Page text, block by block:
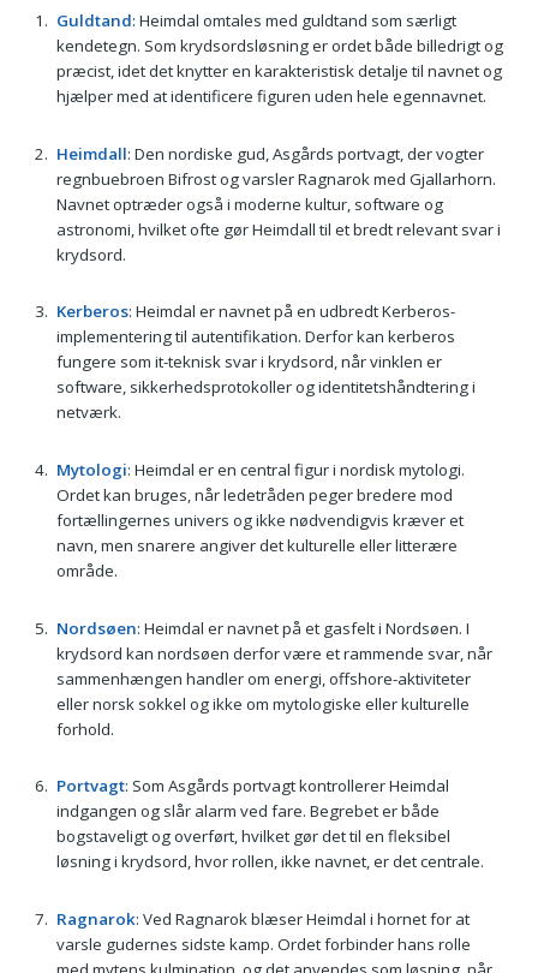
Guldtand: Heimdal omtales med guldtand som særligt
kendetegn. Som krydsordsløsning er ordet både billedrigt og
præcist, idet det knytter en karakteristisk detalje til navnet og
hjælper med at identificere figuren uden hele egennavnet.
Heimdall: Den nordiske gud, Asgårds portvagt, der vogter
regnbuebroen Bifrost og varsler Ragnarok med Gjallarhorn.
Navnet optræder også i moderne kultur, software og
astronomi, hvilket ofte gør Heimdall til et bredt relevant svar i
krydsord.
Kerberos: Heimdal er navnet på en udbredt Kerberos-
implementering til autentifikation. Derfor kan kerberos
fungere som it-teknisk svar i krydsord, når vinklen er
software, sikkerhedsprotokoller og identitetshåndtering i
netværk.
Mytologi: Heimdal er en central figur i nordisk mytologi.
Ordet kan bruges, når ledetråden peger bredere mod
fortællingernes univers og ikke nødvendigvis kræver et
navn, men snarere angiver det kulturelle eller litterære
område.
Nordsøen: Heimdal er navnet på et gasfelt i Nordsøen. I
krydsord kan nordsøen derfor være et rammende svar, når
sammenhængen handler om energi, offshore-aktiviteter
eller norsk sokkel og ikke om mytologiske eller kulturelle
forhold.
Portvagt: Som Asgårds portvagt kontrollerer Heimdal
indgangen og slår alarm ved fare. Begrebet er både
bogstaveligt og overført, hvilket gør det til en fleksibel
løsning i krydsord, hvor rollen, ikke navnet, er det centrale.
Ragnarok: Ved Ragnarok blæser Heimdal i hornet for at
varsle gudernes sidste kamp. Ordet forbinder hans rolle